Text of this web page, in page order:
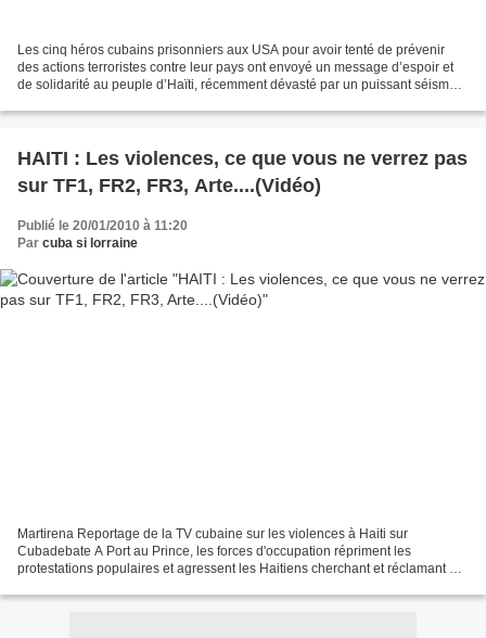
Les cinq héros cubains prisonniers aux USA pour avoir tenté de prévenir
des actions terroristes contre leur pays ont envoyé un message d’espoir et
de solidarité au peuple d’Haïti, récemment dévasté par un puissant séisme.
HAITI : Les violences, ce que vous ne verrez pas
sur TF1, FR2, FR3, Arte....(Vidéo)
Publié le 20/01/2010 à 11:20
Par cuba si lorraine
Martirena Reportage de la TV cubaine sur les violences à Haiti sur
Cubadebate A Port au Prince, les forces d'occupation répriment les
protestations populaires et agressent les Haitiens cherchant et réclamant du